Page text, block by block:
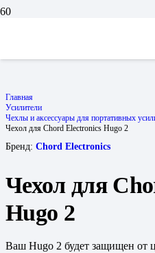
Главная
Усилители
Чехлы и аксессуары для портативных
Чехол для Chord Electronics Hugo 2
Бренд: Chord Electronics
Чехол для
Hugo 2
Ваш Hugo 2 будет защищен от